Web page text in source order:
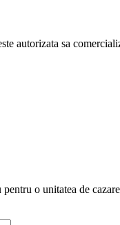
autorizata sa
o unitatea de